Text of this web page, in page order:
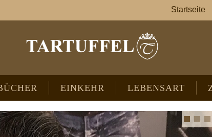
EINKEHR LEBENSART
Startseite